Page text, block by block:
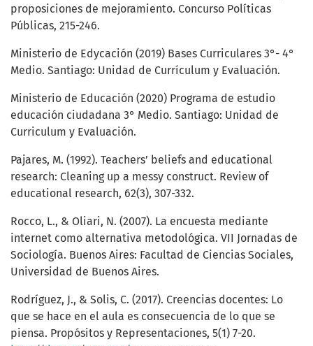
proposiciones de mejoramiento. Concurso Políticas
Públicas, 215-246.
Ministerio de Edycación (2019) Bases Curriculares 3°- 4°
Medio. Santiago: Unidad de Currículum y Evaluación.
Ministerio de Educación (2020) Programa de estudio
educación ciudadana 3° Medio. Santiago: Unidad de
Curriculum y Evaluación.
Pajares, M. (1992). Teachers’ beliefs and educational
research: Cleaning up a messy construct. Review of
educational research, 62(3), 307-332.
Rocco, L., & Oliari, N. (2007). La encuesta mediante
internet como alternativa metodológica. VII Jornadas de
Sociología. Buenos Aires: Facultad de Ciencias Sociales,
Universidad de Buenos Aires.
Rodríguez, J., & Solis, C. (2017). Creencias docentes: Lo
que se hace en el aula es consecuencia de lo que se
piensa. Propósitos y Representaciones, 5(1) 7-20.